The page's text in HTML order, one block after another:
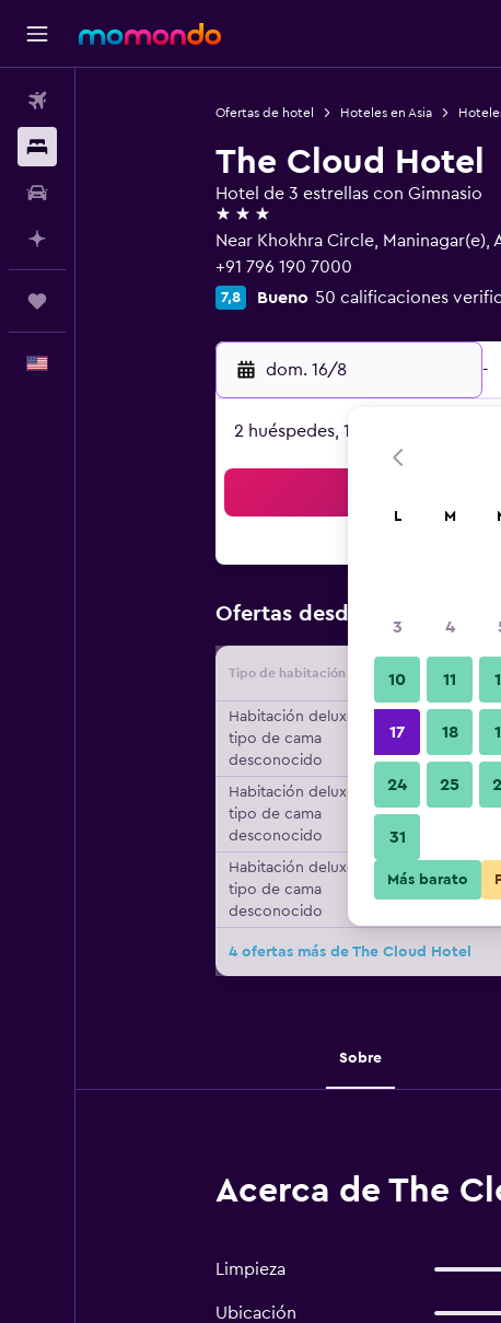
Ofertas de hotel Hoteles en Asia
The Cloud Hotel
Hotel de 3 estrellas con Gimnasio
3 estrellas
Near Khokhra Circle, Maninagar(e),
+91 796 190 7000
7,8 Bueno 50 calificaciones
dom. 16/8 -
2 huéspedes, 1 habitación
Ofertas desde Oferta
Tipo de habitación Proveedor
Habitación deluxe,
tipo de cama
desconocido
Habitación deluxe,
tipo de cama
desconocido
Habitación deluxe,
tipo de cama
desconocido
4 ofertas más de The Cloud Hotel
Sobre
Acerca de The
Limpieza
Ubicación
L M
3 4
10 11
17 18
24 25
31
Más barato